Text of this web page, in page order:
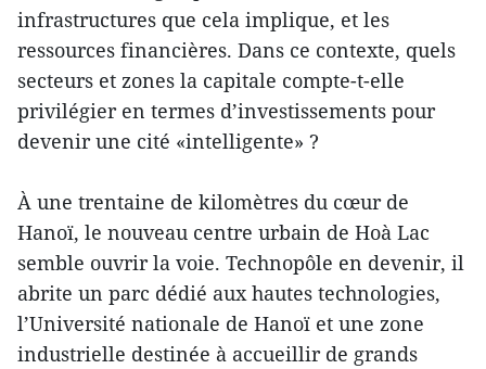
infrastructures que cela implique, et les
ressources financières. Dans ce contexte, quels
secteurs et zones la capitale compte-t-elle
privilégier en termes d’investissements pour
devenir une cité «intelligente» ?
À une trentaine de kilomètres du cœur de
Hanoï, le nouveau centre urbain de Hoà Lac
semble ouvrir la voie. Technopôle en devenir, il
abrite un parc dédié aux hautes technologies,
l’Université nationale de Hanoï et une zone
industrielle destinée à accueillir de grands